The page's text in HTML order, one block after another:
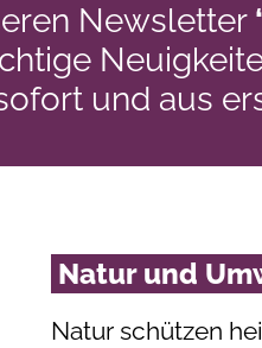
Newsletter
und aus
Natur und
Natur schützen